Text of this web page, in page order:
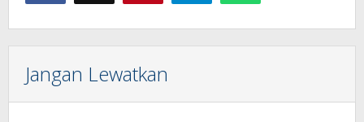
Jangan Lewatkan